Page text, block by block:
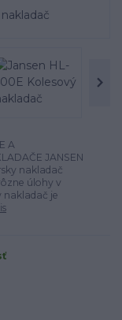
A
JANSEN
nakladač
úlohy v
nakladač je